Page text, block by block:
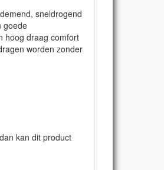
sneldrogend
goede
hoog draag comfort
worden zonder
kan dit product